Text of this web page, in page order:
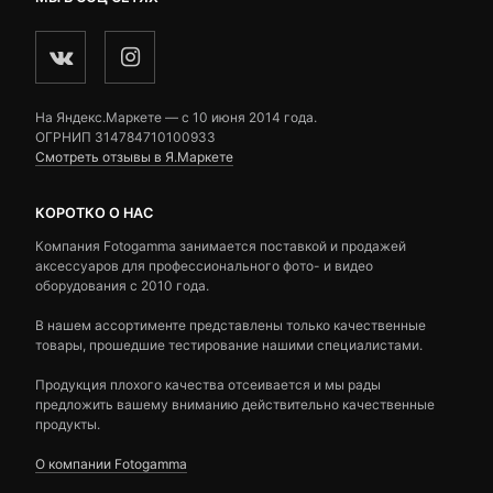
На Яндекс.Маркете — c 10 июня 2014 года.
ОГРНИП 314784710100933
Смотреть отзывы в Я.Маркете
КОРОТКО О НАС
Компания Fotogamma занимается поставкой и продажей
аксессуаров для профессионального фото- и видео
оборудования с 2010 года.
В нашем ассортименте представлены только качественные
товары, прошедшие тестирование нашими специалистами.
Продукция плохого качества отсеивается и мы рады
предложить вашему вниманию действительно качественные
продукты.
О компании Fotogamma